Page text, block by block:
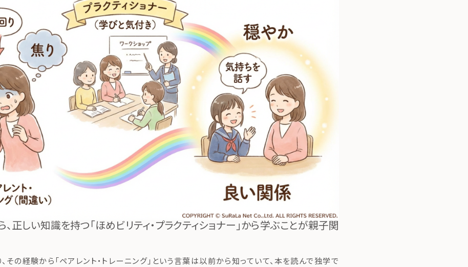
正しい知識を持つ「ほめビリティ・プラクティショナー」から学ぶことが親子関
その経験から「ペアレント・トレーニング」という言葉は以前から知っていて、本を読んで独学で